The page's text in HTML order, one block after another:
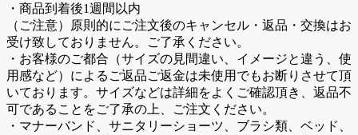
・商品到着後1週間以内
（ご注意）原則的にご注文後のキャンセル・返品・交換はお
受け致しておりません。ご了承ください。
・お客様のご都合（サイズの見間違い、イメージと違う、使
用感など）によるご返品ご返金は未使用でもお断りさせて頂
いております。サイズなどは詳細をよくご確認頂き、返品不
可であることをご了承の上、ご注文ください。
・マナーバンド、サニタリーショーツ、ブラシ類、ベッド、